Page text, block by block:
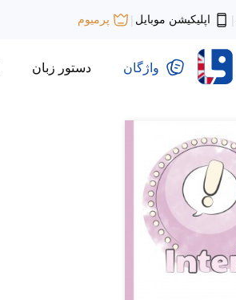
| اپلیکیشن موبایل | پرمیوم
واژگان دستور زبان